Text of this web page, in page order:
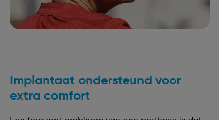
Implantaat ondersteund voor
extra comfort